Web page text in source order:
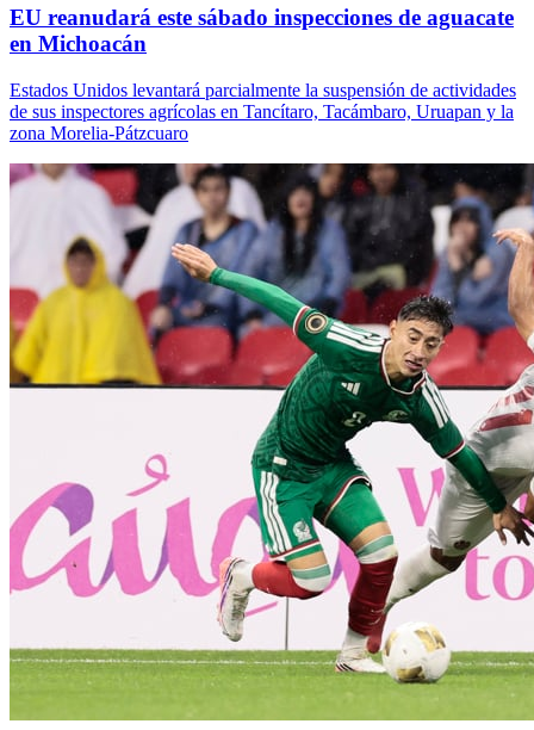
EU reanudará este sábado inspecciones de aguacate
en Michoacán
Estados Unidos levantará parcialmente la suspensión de actividades
de sus inspectores agrícolas en Tancítaro, Tacámbaro, Uruapan y la
zona Morelia-Pátzcuaro